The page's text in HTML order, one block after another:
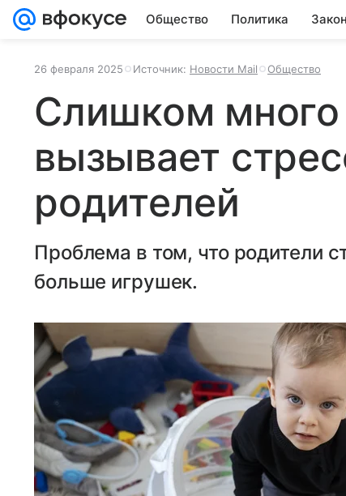
Общество Политика
26 февраля 2025 Источник: Новости Mail Общество
Слишком
вызывает
родителей
Проблема в том, что родители
больше игрушек.